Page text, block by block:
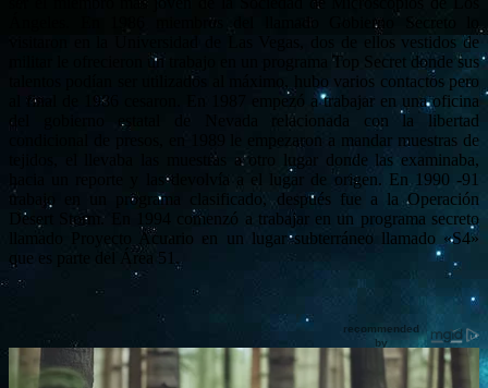
Ángeles. En 1986 miembros del llamado Gobierno Secreto lo
visitaron en la Universidad de Las Vegas, dos de ellos vestidos de
militar le ofrecieron un trabajo en un programa Top Secret donde sus
talentos podían ser utilizados al máximo, hubo varios contactos pero
al final de 1986 cesaron. En 1987 empezó a trabajar en una oficina
del gobierno estatal de Nevada relacionada con la libertad
condicional de presos, en 1989 le empezaron a mandar muestras de
tejidos, el llevaba las muestras a otro lugar donde las examinaba,
hacia un reporte y las devolvía a el lugar de origen. En 1990 -91
trabajo en un programa clasificado, después fue a la Operación
Desert Storm. En 1994 comenzó a trabajar en un programa secreto
llamado Proyecto Acuario en un lugar subterráneo llamado «S4»
que es parte del Área 51.